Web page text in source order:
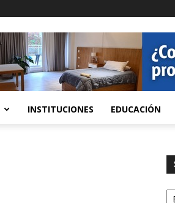
INSTITUCIONES EDUCACIÓN